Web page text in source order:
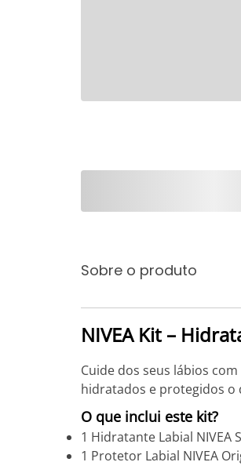
Sobre o produto
NIVEA Kit –
Cuide dos seus lábios
hidratados e protegidos o
O que inclui este kit?
1 Hidratante Labial NIVEA
1 Protetor Labial NIVEA